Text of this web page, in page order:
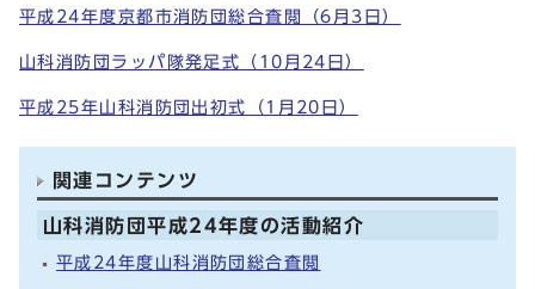
平成24年度京都市消防団総合査閲（6月3日）
山科消防団ラッパ隊発足式（10月24日）
平成25年山科消防団出初式（1月20日）
関連コンテンツ
山科消防団平成24年度の活動紹介
平成24年度山科消防団総合査閲